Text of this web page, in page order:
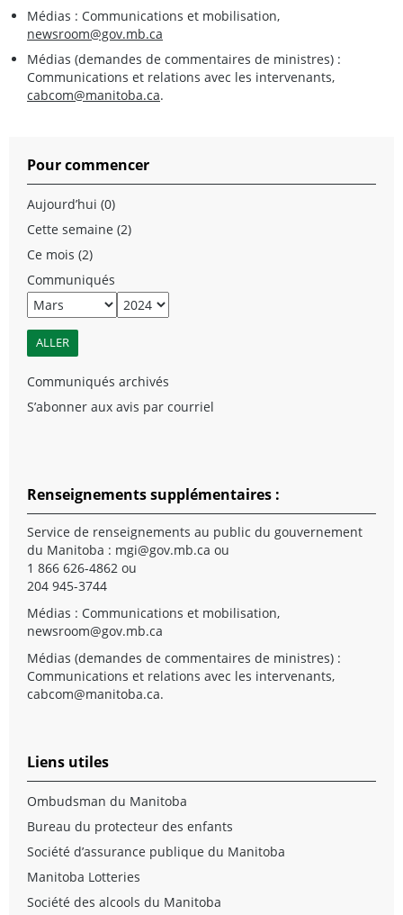
Médias : Communications et mobilisation,
newsroom@gov.mb.ca
Médias (demandes de commentaires de ministres) :
Communications et relations avec les intervenants,
cabcom@manitoba.ca.
Pour commencer
Aujourd’hui (0)
Cette semaine (2)
Ce mois (2)
Communiqués
Communiqués archivés
S’abonner aux avis par courriel
Renseignements supplémentaires :
Service de renseignements au public du gouvernement
du Manitoba : mgi@gov.mb.ca ou
1 866 626-4862 ou
204 945-3744
Médias : Communications et mobilisation,
newsroom@gov.mb.ca
Médias (demandes de commentaires de ministres) :
Communications et relations avec les intervenants,
cabcom@manitoba.ca.
Liens utiles
Ombudsman du Manitoba
Bureau du protecteur des enfants
Société d’assurance publique du Manitoba
Manitoba Lotteries
Société des alcools du Manitoba